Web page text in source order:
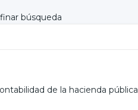
búsqueda
de la hacienda pública